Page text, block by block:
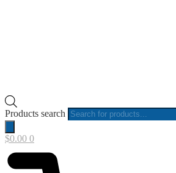
Products search
$0.00 0